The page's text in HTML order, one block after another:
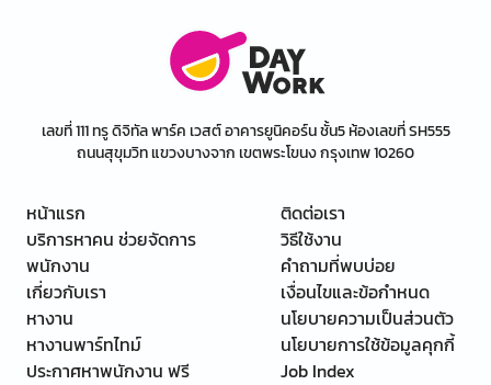
เลขที่ 111 ทรู ดิจิทัล พาร์ค เวสต์ อาคารยูนิคอร์น ชั้น5 ห้องเลขที่ SH555
ถนนสุขุมวิท แขวงบางจาก เขตพระโขนง กรุงเทพ 10260
หน้าแรก
บริการหาคน ช่วยจัดการ
พนักงาน
เกี่ยวกับเรา
หางาน
หางานพาร์ทไทม์
ประกาศหาพนักงาน ฟรี
ติดต่อเรา
วิธีใช้งาน
คำถามที่พบบ่อย
เงื่อนไขและข้อกำหนด
นโยบายความเป็นส่วนตัว
นโยบายการใช้ข้อมูลคุกกี้
Job Index